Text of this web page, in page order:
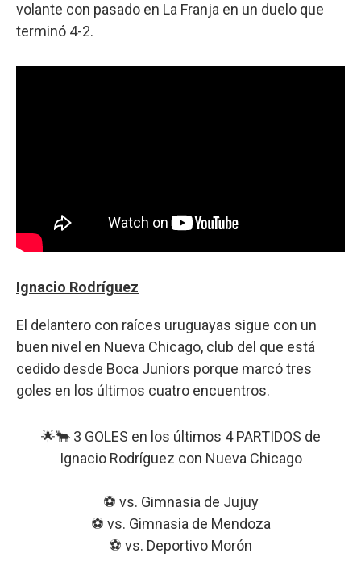
volante con pasado en La Franja en un duelo que
terminó 4-2.
Ignacio Rodríguez
El delantero con raíces uruguayas sigue con un
buen nivel en Nueva Chicago, club del que está
cedido desde Boca Juniors porque marcó tres
goles en los últimos cuatro encuentros.
🌟🐂 3 GOLES en los últimos 4 PARTIDOS de
Ignacio Rodríguez con Nueva Chicago
⚽️ vs. Gimnasia de Jujuy
⚽️ vs. Gimnasia de Mendoza
⚽️ vs. Deportivo Morón